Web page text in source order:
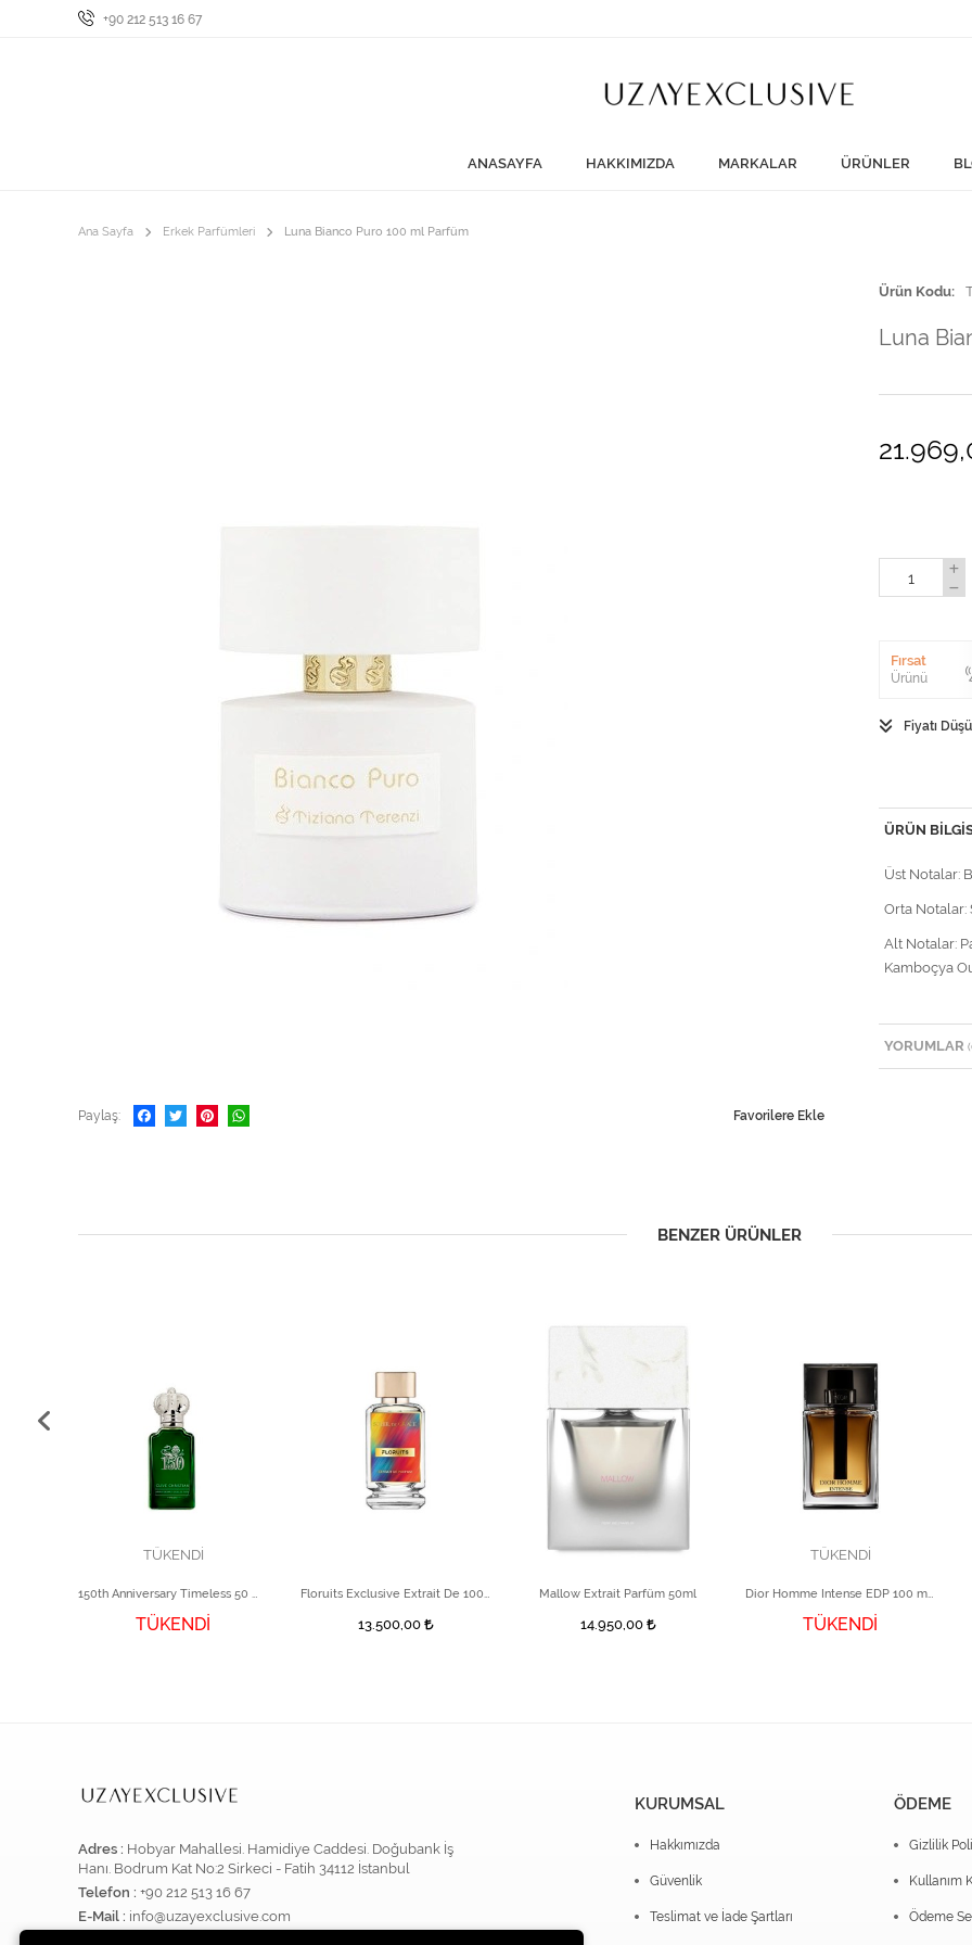
+90 212 513 16 67
ANASAYFA HAKKIMIZDA MARKALAR ÜRÜNLER
Ana Sayfa Erkek Parfümleri Luna Bianco Puro 100 ml Parfüm
Paylaş Favorilere Ekle
Ürün Kodu
Luna
Fırsat
Ürünü
Fiyatı
ÜRÜN
Üst Notalar:
Orta Notalar:
Alt Notalar:
Kamboçya
YORUMLAR
BENZER ÜRÜNLER
TÜKENDİ
TÜKENDİ 13.500,00
Mallow Extrait Parfüm 50ml
14.950,00
TÜKENDİ
TÜKENDİ
Adres : Hobyar Mahallesi. Hamidiye Caddesi. Doğubank İş
Hanı. Bodrum Kat No:2 Sirkeci - Fatih 34112 İstanbul
Telefon : +90 212 513 16 67
E-Mail : info@uzayexclusive.com
KURUMSAL
Hakkımızda
Güvenlik
Teslimat ve İade Şartları
ÖDEME
Gizlilik
Kullanım
Ödeme